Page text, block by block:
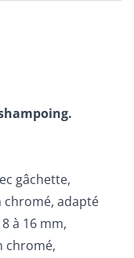
gâchette,
adapté
à 16 mm,
chromé,